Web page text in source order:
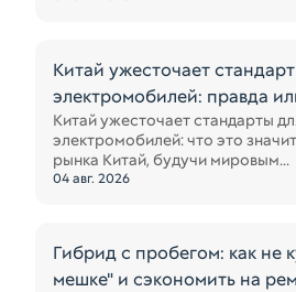
Китай ужесточает
электромобилей: правда
Китай ужесточает стандарты
электромобилей: что это
рынка Китай, будучи мировым...
04 авг. 2026
Гибрид с пробегом: как не
мешке" и сэкономить на